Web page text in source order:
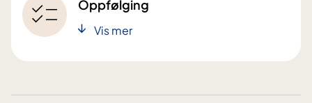
Oppfølging
Vis mer